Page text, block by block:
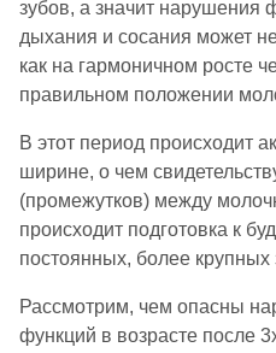
зубов, а значит нарушения
дыхания и сосания может
как на гармоничном росте
правильном положении
В этот период происходит
ширине, о чем
(промежутков) между
происходит подготовка к
постоянных, более крупных
Рассмотрим, чем опасны
функций в возрасте после